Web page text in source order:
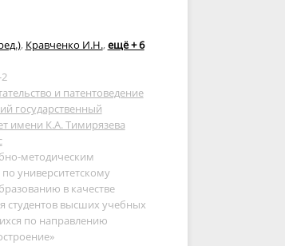
, Кравченко И.Н., ещё + 6
и патентоведение
государственный
имени К.А. Тимирязева
методическим
университетскому
в качестве
студентов высших учебных
по направлению